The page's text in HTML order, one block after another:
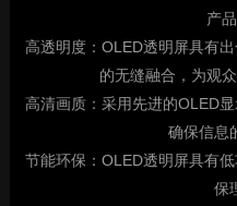
产
高透明度：OLED透明屏具有
的无缝融合，为观
高清画质：采用先进的OLED
确保信息
节能环保：OLED透明屏具有
保